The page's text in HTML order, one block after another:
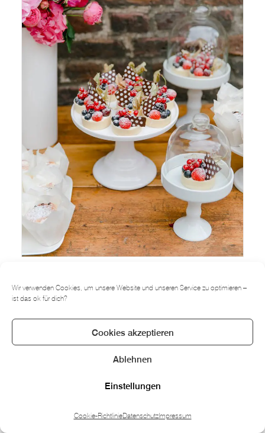
Wir verwenden Cookies, um unsere Website und unseren Service zu optimieren –
ist das ok für dich?
Cookies akzeptieren
Ablehnen
Einstellungen
Cookie-RichtlinieDatenschutzImpressum